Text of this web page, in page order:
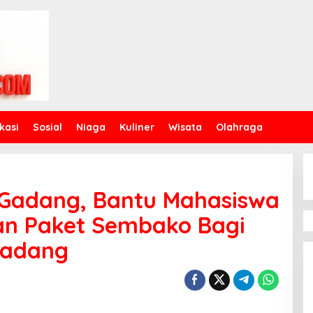
Sosial Niaga Kuliner Wisata Olahraga
Bantu Mahasiswa
Paket Sembako Bagi